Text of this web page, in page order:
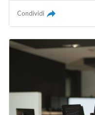
Condividi